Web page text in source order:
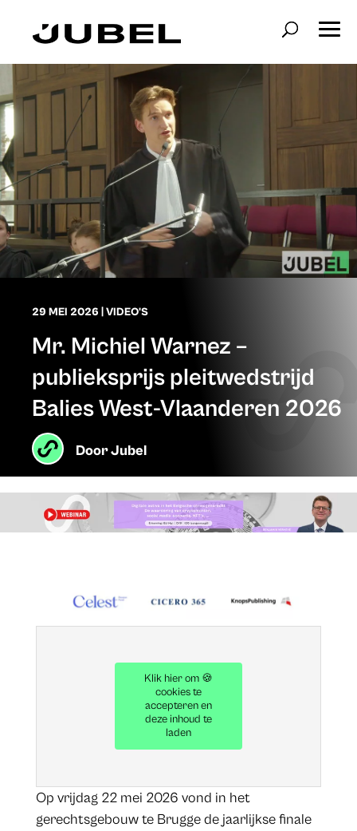
29 MEI 2026 VIDEO'S
Mr. Michiel Warnez –
publieksprijs pleitwedstrijd
Balies West-Vlaanderen 2026
DoorJubel
Klik hier om 🍪
cookies te
accepteren en
deze inhoud te
laden
Op vrijdag 22 mei 2026 vond in het
gerechtsgebouw te Brugge de jaarlijkse finale